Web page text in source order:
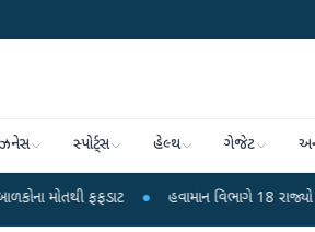
સ્પોર્ટ્સ હેલ્થ ગેજેટ
● હવામાન વિભાગે 18 રાજ્યો માટે ભારે